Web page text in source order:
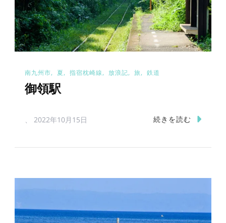
南九州市 夏 指宿枕崎線 放浪記 旅 鉄道
御領駅
2022年10月15日 続きを読む